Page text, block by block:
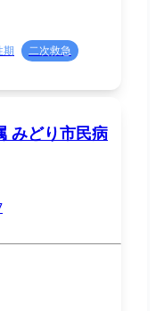
期
二次救急
みどり市民病